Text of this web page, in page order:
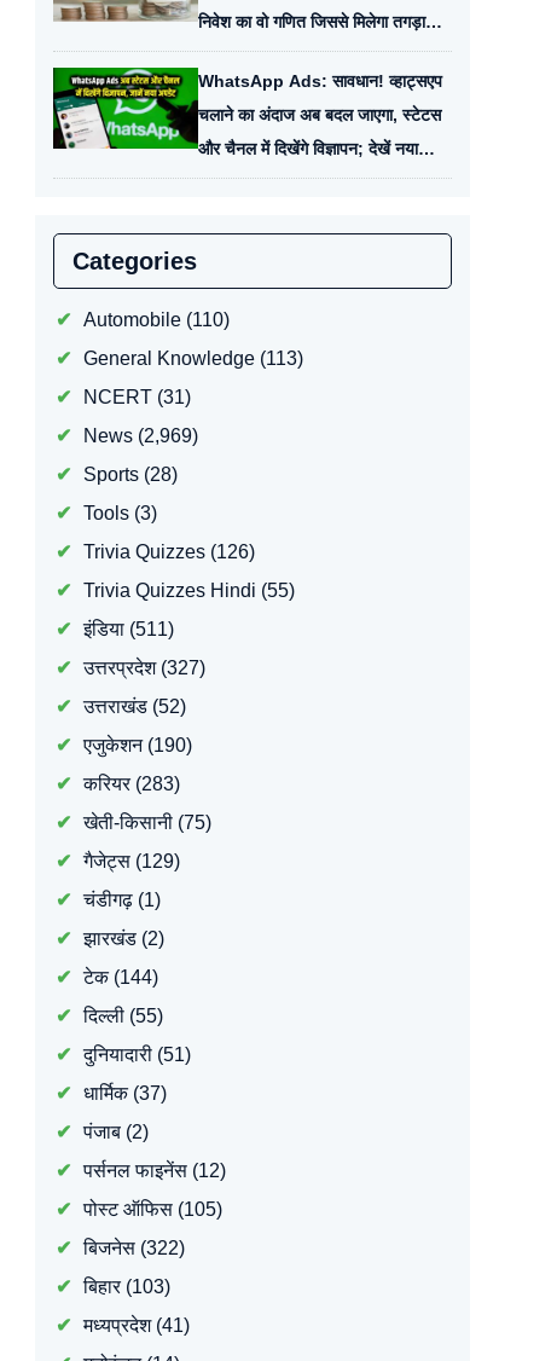
निवेश का वो गणित जिससे मिलेगा तगड़ा
मुनाफा
WhatsApp Ads: सावधान! व्हाट्सएप
चलाने का अंदाज अब बदल जाएगा, स्टेटस
और चैनल में दिखेंगे विज्ञापन; देखें नया
अपडेट
Categories
Automobile(110)
General Knowledge(113)
NCERT(31)
News(2,969)
Sports(28)
Tools(3)
Trivia Quizzes(126)
Trivia Quizzes Hindi (55)
इंडिया(511)
उत्तरप्रदेश(327)
उत्तराखंड(52)
एजुकेशन(190)
करियर(283)
खेती-किसानी(75)
गैजेट्स(129)
चंडीगढ़(1)
झारखंड(2)
टेक(144)
दिल्ली(55)
दुनियादारी(51)
धार्मिक(37)
पंजाब(2)
पर्सनल फाइनेंस(12)
पोस्ट ऑफिस(105)
बिजनेस(322)
बिहार(103)
मध्यप्रदेश(41)